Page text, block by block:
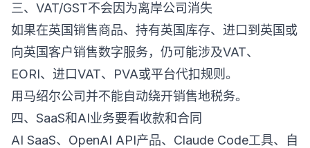
三、VAT/GST不会因为离岸公司消失
如果在英国销售商品、持有英国库存、进口到英国或
向英国客户销售数字服务，仍可能涉及VAT、
EORI、进口VAT、PVA或平台代扣规则。
用马绍尔公司并不能自动绕开销售地税务。
四、SaaS和AI业务要看收款和合同
AI SaaS、OpenAI API产品、Claude Code工具、自